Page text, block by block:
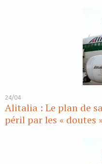
24/04
Alitalia : Le plan de
péril par les « doutes